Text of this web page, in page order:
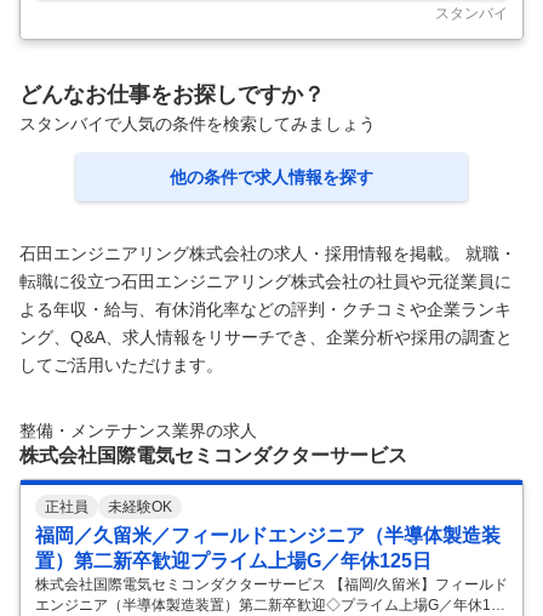
▽資材・部材の準備 ▽養生作業 ▽部品の運搬 ▽部品をネジ止め 現場
での補助業務からスタート。…
スタンバイ
どんなお仕事をお探しですか？
スタンバイで人気の条件を検索してみましょう
他の条件で求人情報を探す
石田エンジニアリング株式会社の求人・採用情報を掲載。 就職・
転職に役立つ石田エンジニアリング株式会社の社員や元従業員に
よる年収・給与、有休消化率などの評判・クチコミや企業ランキ
ング、Q&A、求人情報をリサーチでき、企業分析や採用の調査と
してご活用いただけます。
整備・メンテナンス業界の求人
株式会社国際電気セミコンダクターサービス
正社員 未経験OK
福岡／久留米／フィールドエンジニア（半導体製造装
置）第二新卒歓迎プライム上場G／年休125日
株式会社国際電気セミコンダクターサービス 【福岡/久留米】フィールド
エンジニア（半導体製造装置）第二新卒歓迎◇プライム上場G／年休125